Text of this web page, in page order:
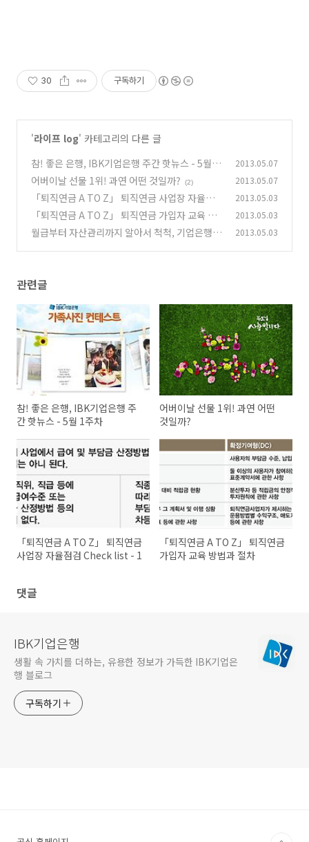
30 구독하기
'라이프 log' 카테고리의 다른 글
참! 좋은 은행, IBK기업은행 주간 핫뉴스 - 5월 1
주차
(2)
2013.05.07
어버이날 선물 1위! 과연 어떤 것일까? (2) 2013.05.07
「퇴직연금 A TO Z」 퇴직연금 사업장 자율점
검 Check list - 1
(0)
2013.05.03
「퇴직연금 A TO Z」 퇴직연금 가입자 교육 방
법과 절차
(0)
2013.05.03
월급부터 자산관리까지 알아서 척척, 기업은행
2013.05.03
관련글
참! 좋은 은행, IBK기업은행 주
간 핫뉴스 - 5월 1주차
어버이날 선물 1위! 과연 어떤
것일까?
「퇴직연금 A TO Z」 퇴직연금
사업장 자율점검 Check list - 1
「퇴직연금 A TO Z」 퇴직연금
가입자 교육 방법과 절차
댓글
IBK기업은행
생활 속 가치를 더하는, 유용한 정보가 가득한 IBK기업은
행 블로그
구독하기